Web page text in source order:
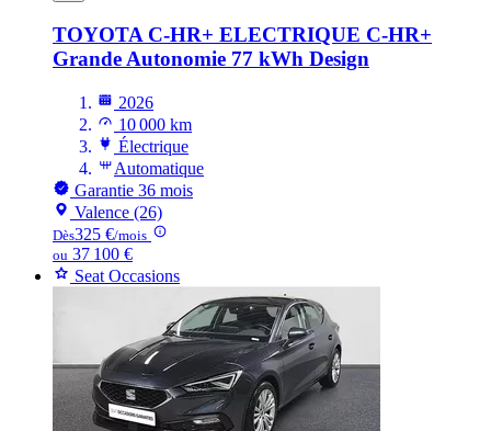
TOYOTA C-HR+ ELECTRIQUE C-HR+
Grande Autonomie 77 kWh Design
2026
10 000 km
Électrique
Automatique
Garantie 36 mois
Valence (26)
Dès325 €/mois
ou 37 100 €
Seat Occasions